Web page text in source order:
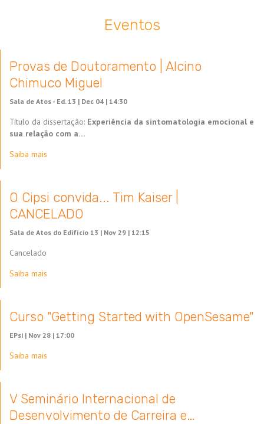
Eventos
Provas de Doutoramento | Alcino
Chimuco Miguel
Sala de Atos - Ed. 13 | Dec 04 | 14:30
Título da dissertação: Experiência da sintomatologia emocional e
sua relação com a…
Saiba mais
O Cipsi convida... Tim Kaiser |
CANCELADO
Sala de Atos do Edifício 13 | Nov 29 | 12:15
Cancelado
Saiba mais
Curso "Getting Started with OpenSesame"
EPsi | Nov 28 | 17:00
Saiba mais
V Seminário Internacional de
Desenvolvimento de Carreira e…